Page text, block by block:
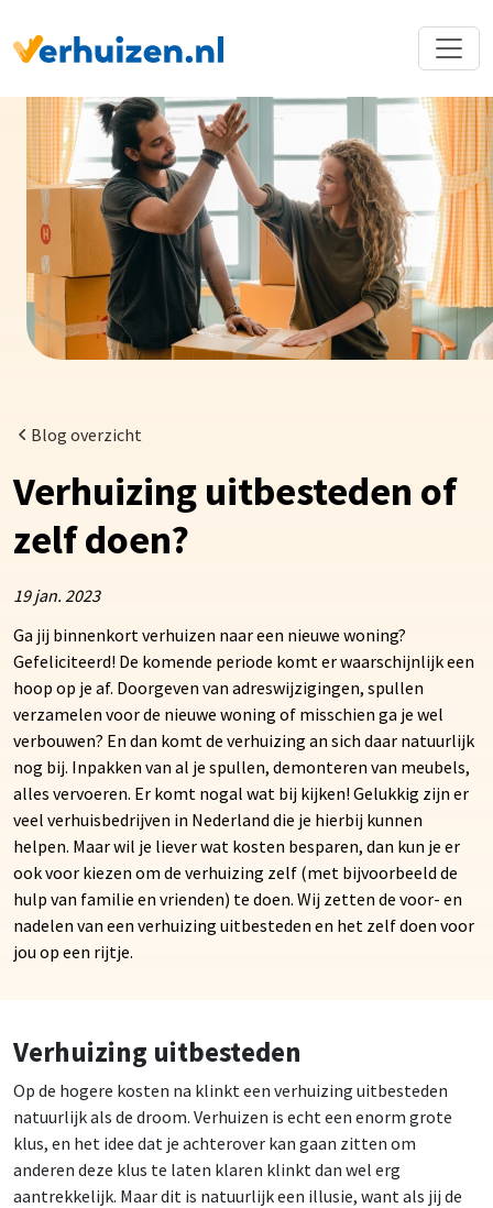
Blog overzicht
Verhuizing uitbesteden of
zelf doen?
19 jan. 2023
Ga jij binnenkort verhuizen naar een nieuwe woning?
Gefeliciteerd! De komende periode komt er waarschijnlijk een
hoop op je af. Doorgeven van adreswijzigingen, spullen
verzamelen voor de nieuwe woning of misschien ga je wel
verbouwen? En dan komt de verhuizing an sich daar natuurlijk
nog bij. Inpakken van al je spullen, demonteren van meubels,
alles vervoeren. Er komt nogal wat bij kijken! Gelukkig zijn er
veel verhuisbedrijven in Nederland die je hierbij kunnen
helpen. Maar wil je liever wat kosten besparen, dan kun je er
ook voor kiezen om de verhuizing zelf (met bijvoorbeeld de
hulp van familie en vrienden) te doen. Wij zetten de voor- en
nadelen van een verhuizing uitbesteden en het zelf doen voor
jou op een rijtje.
Verhuizing uitbesteden
Op de hogere kosten na klinkt een verhuizing uitbesteden
natuurlijk als de droom. Verhuizen is echt een enorm grote
klus, en het idee dat je achterover kan gaan zitten om
anderen deze klus te laten klaren klinkt dan wel erg
aantrekkelijk. Maar dit is natuurlijk een illusie, want als jij de